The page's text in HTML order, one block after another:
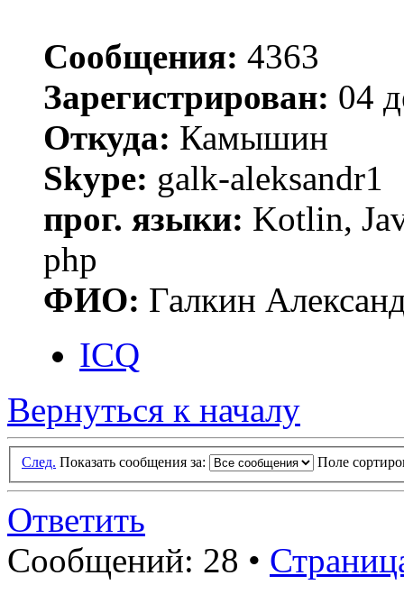
Сообщения: 4363
Зарегистрирован: 04
Откуда: Камышин
Skype: galk-aleksandr1
прог. языки: Kotlin,
php
ФИО: Галкин
ICQ
Вернуться к началу
След. Показать сообщения за: Поле
Ответить
Сообщений: 28 •